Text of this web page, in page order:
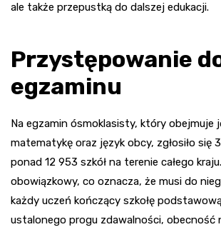
ale także przepustką do dalszej edukacji.
Przystępowanie
egzaminu
Na egzamin ósmoklasisty, który obejmuje
matematykę oraz język obcy, zgłosiło się
ponad 12 953 szkół na terenie całego
obowiązkowy, co oznacza, że musi do
każdy uczeń kończący szkołę
ustalonego progu zdawalności, obecność